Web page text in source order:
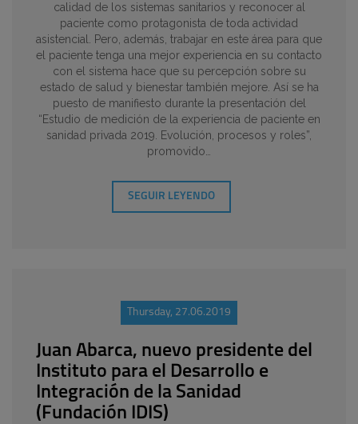
calidad de los sistemas sanitarios y reconocer al
paciente como protagonista de toda actividad
asistencial. Pero, además, trabajar en este área para que
el paciente tenga una mejor experiencia en su contacto
con el sistema hace que su percepción sobre su
estado de salud y bienestar también mejore. Así se ha
puesto de manifiesto durante la presentación del
“Estudio de medición de la experiencia de paciente en
sanidad privada 2019. Evolución, procesos y roles”,
promovido…
SEGUIR LEYENDO
Thursday, 27.06.2019
Juan Abarca, nuevo presidente del
Instituto para el Desarrollo e
Integración de la Sanidad
(Fundación IDIS)